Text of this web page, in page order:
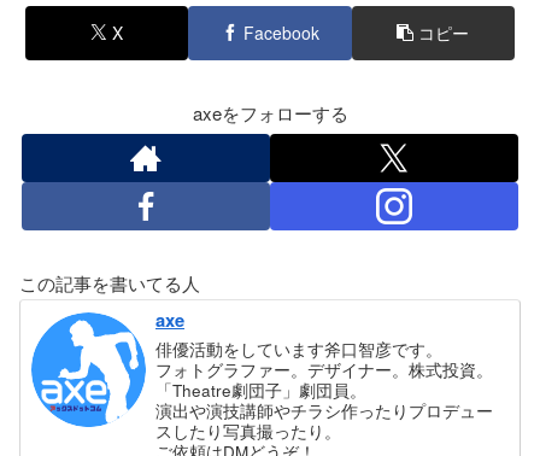
X Facebook コピー
axeをフォローする
この記事を書いてる人
axe
俳優活動をしています斧口智彦です。
フォトグラファー。デザイナー。株式投資。
「Theatre劇団子」劇団員。
演出や演技講師やチラシ作ったりプロデュー
スしたり写真撮ったり。